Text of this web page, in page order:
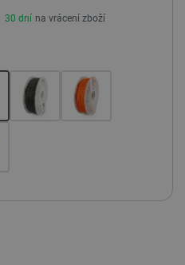
30 dní na vrácení zboží